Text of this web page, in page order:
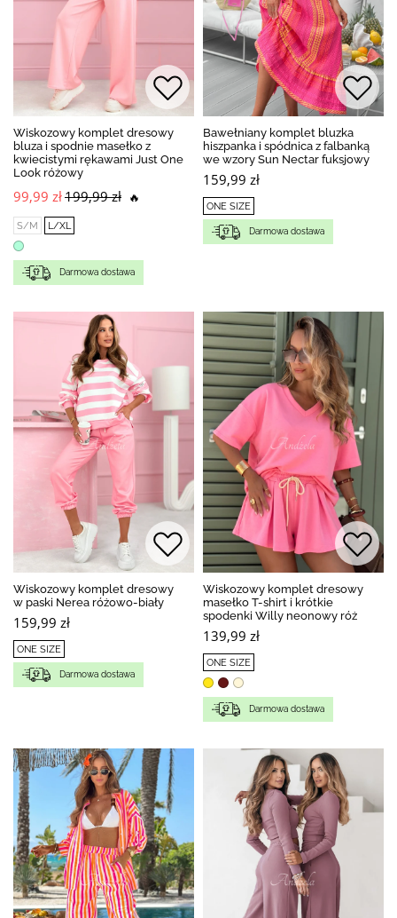
Wiskozowy komplet dresowy
bluza i spodnie masełko z
kwiecistymi rękawami Just One
Look różowy
99,99 zł199,99 zł 🔥
S/M L/XL
Darmowa dostawa
Bawełniany komplet bluzka
hiszpanka i spódnica z falbanką
we wzory Sun Nectar fuksjowy
159,99 zł
ONE SIZE
Darmowa dostawa
Wiskozowy komplet dresowy
w paski Nerea różowo-biały
159,99 zł
ONE SIZE
Darmowa dostawa
Wiskozowy komplet dresowy
masełko T-shirt i krótkie
spodenki Willy neonowy róż
139,99 zł
ONE SIZE
Darmowa dostawa